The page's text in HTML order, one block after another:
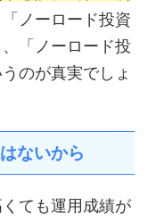
ノーロード投資
「ノーロード投
のが真実でしょ
ないから
ても運用成績が